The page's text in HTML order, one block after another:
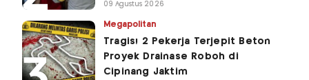
09 Agustus 2026
Megapolitan
Tragis! 2 Pekerja Terjepit Beton
Proyek Drainase Roboh di
Cipinang Jaktim